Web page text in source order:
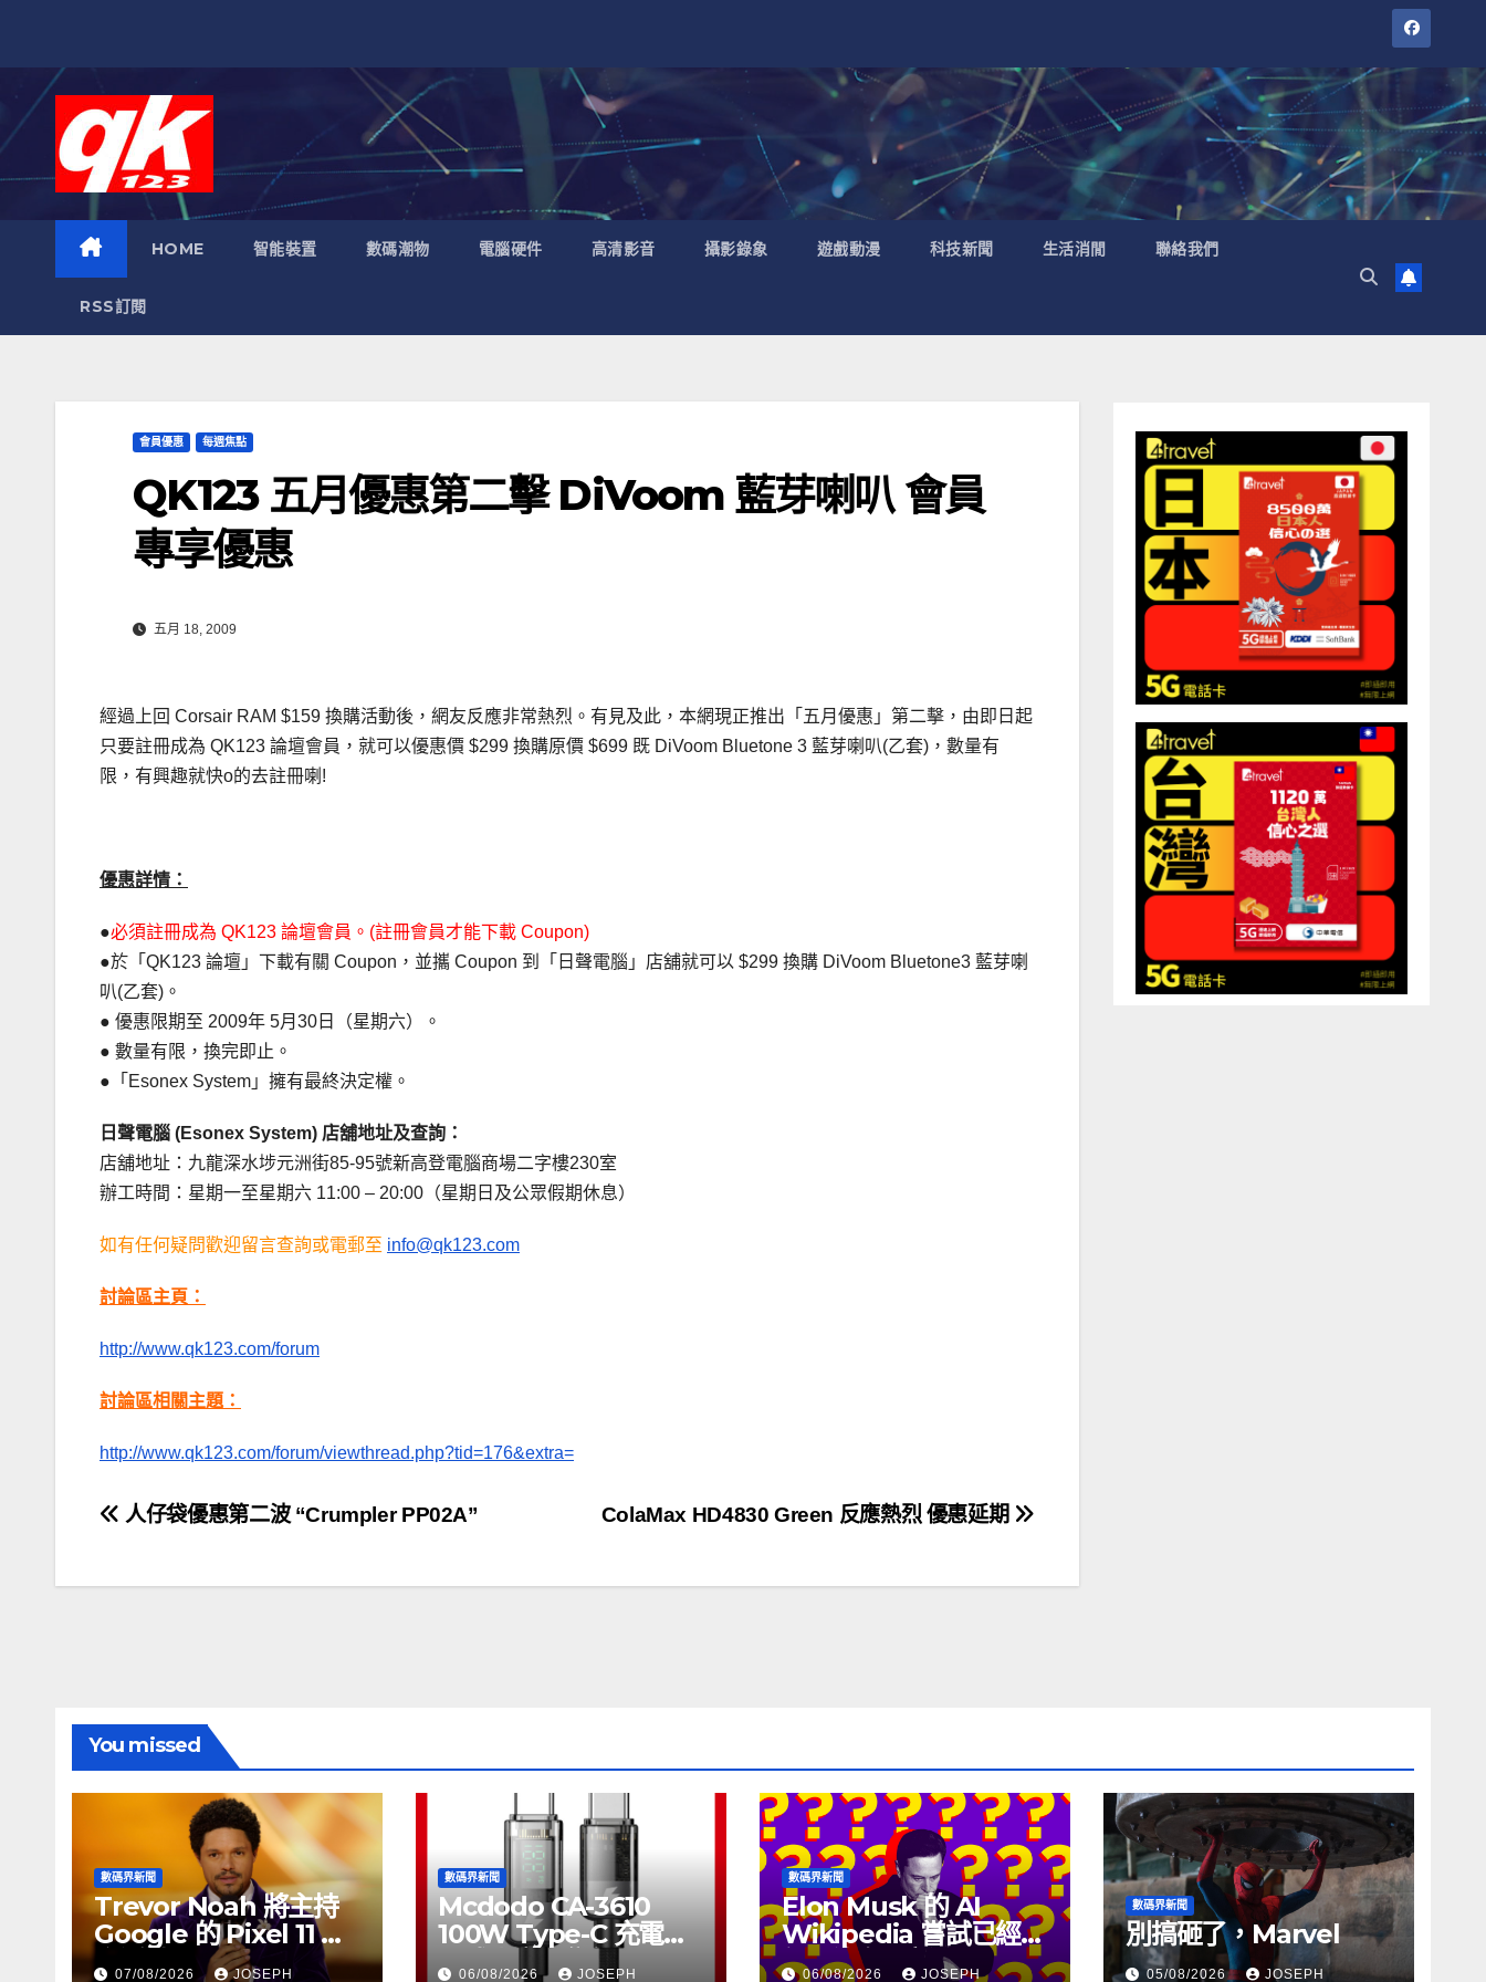
HOME 智能裝置 數碼潮物 電腦硬件 高清影音 攝影錄象 遊戲動漫 科技新聞 生活消閒 聯絡我們
RSS訂閱
會員優惠 每週焦點
QK123 五月優惠第二擊 DiVoom 藍芽喇叭 會員
專享優惠
五月 18, 2009
經過上回 Corsair RAM $159 換購活動後，網友反應非常熱烈。有見及此，本網現正推出「五月優惠」第二擊，由即日起
只要註冊成為 QK123 論壇會員，就可以優惠價 $299 換購原價 $699 既 DiVoom Bluetone 3 藍芽喇叭(乙套)，數量有
限，有興趣就快o的去註冊喇!
優惠詳情：
●必須註冊成為 QK123 論壇會員。(註冊會員才能下載 Coupon)
●於「QK123 論壇」下載有關 Coupon，並攜 Coupon 到「日聲電腦」店舖就可以 $299 換購 DiVoom Bluetone3 藍芽喇
叭(乙套)。
● 優惠限期至 2009年 5月30日（星期六）。
● 數量有限，換完即止。
●「Esonex System」擁有最終決定權。
日聲電腦 (Esonex System) 店舖地址及查詢：
店舖地址：九龍深水埗元洲街85-95號新高登電腦商場二字樓230室
辦工時間：星期一至星期六 11:00 – 20:00（星期日及公眾假期休息）
如有任何疑問歡迎留言查詢或電郵至 info@qk123.com
討論區主頁：
http://www.qk123.com/forum
討論區相關主題：
http://www.qk123.com/forum/viewthread.php?tid=176&extra=
文
ColaMax HD4830 Green 反應熱烈 優惠延期
人仔袋優惠第二波 “Crumpler PP02A”
You missed
數碼界新聞
Trevor Noah 將主持
Google 的 Pixel 11 推
介活動
07/08/2026 JOSEPH
數碼界新聞
Mcdodo CA-3610
100W Type-C 充電線
正式上市，售價
06/08/2026 JOSEPH
數碼界新聞
Elon Musk 的 AI
Wikipedia 嘗試已經幾
個月沒有更新了
06/08/2026 JOSEPH
數碼界新聞
別搞砸了，Marvel
05/08/2026 JOSEPH